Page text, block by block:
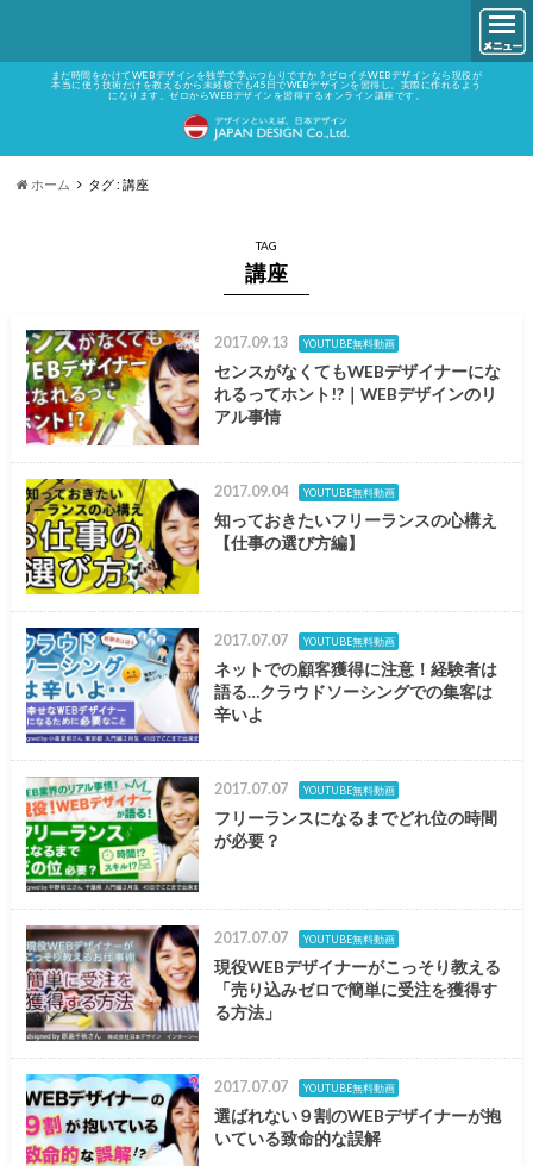
まだ時間をかけてWEBデザインを独学で学ぶつもりですか？ゼロイチWEBデザインなら現役が
本当に使う技術だけを教えるから未経験でも45日でWEBデザインを習得し、実際に作れるよう
になります。ゼロからWEBデザインを習得するオンライン講座です。
ホーム タグ : 講座
TAG
講座
2017.09.13 YOUTUBE無料動画
センスがなくてもWEBデザイナーにな
れるってホント!?｜WEBデザインのリ
アル事情
2017.09.04 YOUTUBE無料動画
知っておきたいフリーランスの心構え
【仕事の選び方編】
2017.07.07 YOUTUBE無料動画
ネットでの顧客獲得に注意！経験者は
語る…クラウドソーシングでの集客は
辛いよ
2017.07.07 YOUTUBE無料動画
フリーランスになるまでどれ位の時間
が必要？
2017.07.07 YOUTUBE無料動画
現役WEBデザイナーがこっそり教える
「売り込みゼロで簡単に受注を獲得す
る方法」
2017.07.07 YOUTUBE無料動画
選ばれない９割のWEBデザイナーが抱
いている致命的な誤解